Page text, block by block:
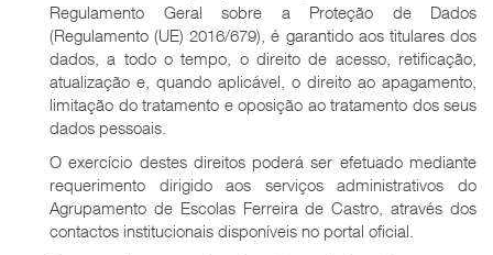
Regulamento Geral sobre a Proteção de Dados
(Regulamento (UE) 2016/679), é garantido aos titulares dos
dados, a todo o tempo, o direito de acesso, retificação,
atualização e, quando aplicável, o direito ao apagamento,
limitação do tratamento e oposição ao tratamento dos seus
dados pessoais.
O exercício destes direitos poderá ser efetuado mediante
requerimento dirigido aos serviços administrativos do
Agrupamento de Escolas Ferreira de Castro, através dos
contactos institucionais disponíveis no portal oficial.